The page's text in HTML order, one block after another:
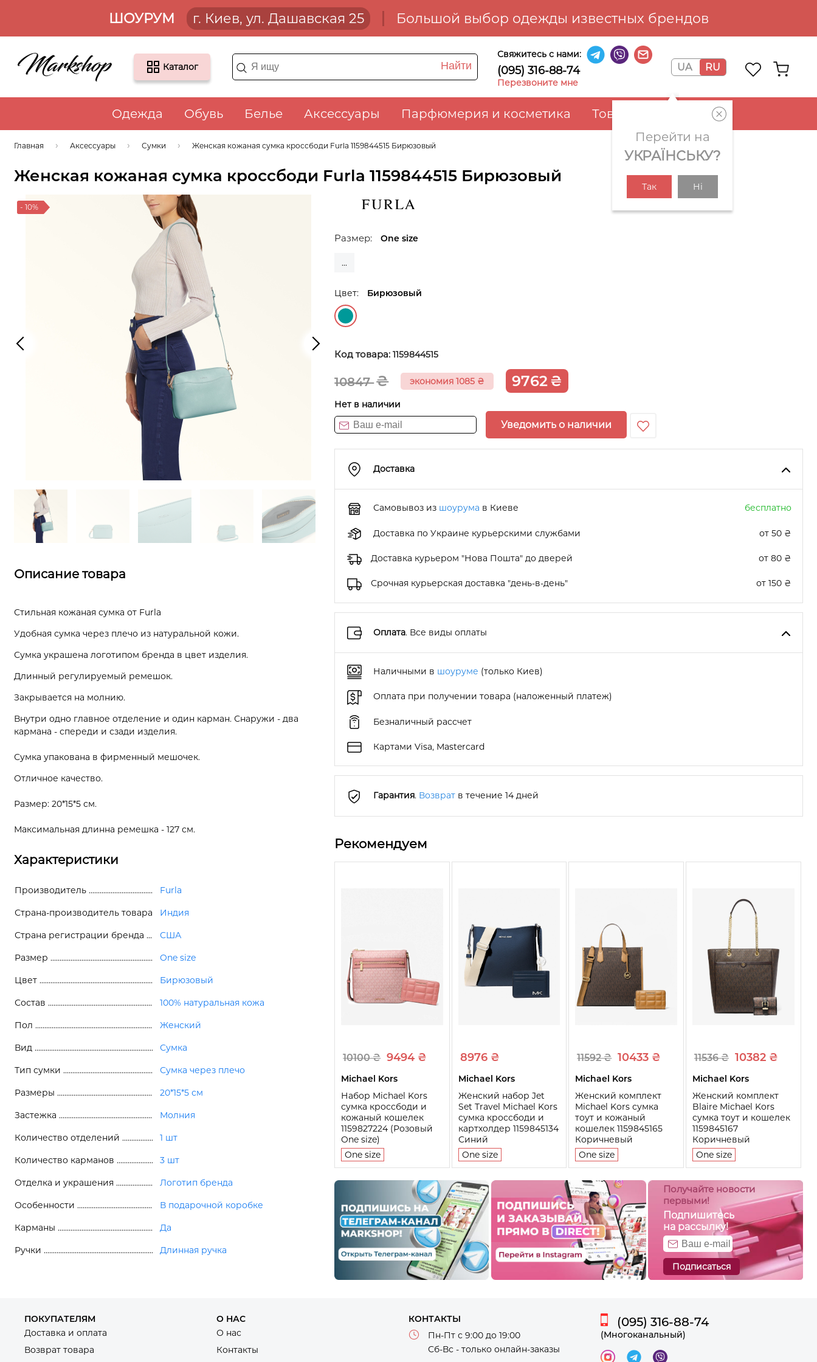
ШОУРУМ г. Киев, ул. Дашавская 25 Большой выбор одежды известных брендов
Каталог Найти
Свяжитесь с нами:
(095) 316-88-74
Перезвоните мне
UA RU
Перейти на
УКРАЇНСЬКУ?
Так Ні
Одежда Обувь Белье Аксессуары Парфюмерия и косметика Товары для дома
Главная Аксессуары Сумки Женская кожаная сумка кроссбоди Furla 1159844515 Бирюзовый
Женская кожаная сумка кроссбоди Furla 1159844515 Бирюзовый
- 10%
Размер: One size
...
Цвет: Бирюзовый
Код товара:1159844515
10847₴ экономия 1085 ₴ 9762₴
Нет в наличии
Уведомить о наличии
Доставка
Самовывоз из шоурума в Киеве бесплатно
Доставка по Украине курьерскими службами от 50 ₴
Доставка курьером "Нова Пошта" до дверей от 80 ₴
Срочная курьерская доставка "день-в-день" от 150 ₴
Оплата. Все виды оплаты
Наличными в шоуруме (только Киев)
Оплата при получении товара (наложенный платеж)
Безналичный рассчет
Картами Visa, Mastercard
Гарантия. Возврат в течение 14 дней
Рекомендуем
10100 ₴ 9494 ₴
Michael Kors
Набор Michael Kors
сумка кроссбоди и
кожаный кошелек
1159827224 (Розовый
One size)
One size
8976 ₴
Michael Kors
Женский набор Jet
Set Travel Michael Kors
сумка кроссбоди и
картхолдер 1159845134
Синий
One size
11592 ₴ 10433 ₴
Michael Kors
Женский комплект
Michael Kors сумка
тоут и кожаный
кошелек 1159845165
Коричневый
One size
11536 ₴ 10382 ₴
Michael Kors
Женский комплект
Blaire Michael Kors
сумка тоут и кошелек
1159845167
Коричневый
One size
Получайте новости
первыми!
Подпишитесь
на рассылку!
Подписаться
Описание товара
Стильная кожаная сумка от Furla
Удобная сумка через плечо из натуральной кожи.
Сумка украшена логотипом бренда в цвет изделия.
Длинный регулируемый ремешок.
Закрывается на молнию.
Внутри одно главное отделение и один карман. Снаружи - два
кармана - спереди и сзади изделия.
Сумка упакована в фирменный мешочек.
Отличное качество.
Размер: 20*15*5 см.
Максимальная длинна ремешка - 127 см.
Характеристики
Производитель Furla
Страна-производитель товара Индия
Страна регистрации бренда США
Размер One size
Цвет Бирюзовый
Состав 100% натуральная кожа
Пол Женский
Вид Сумка
Тип сумки Сумка через плечо
Размеры 20*15*5 см
Застежка Молния
Количество отделений 1 шт
Количество карманов 3 шт
Отделка и украшения Логотип бренда
Особенности В подарочной коробке
Карманы Да
Ручки Длинная ручка
ПОКУПАТЕЛЯМ
Доставка и оплата
Возврат товара
О НАС
О нас
Контакты
КОНТАКТЫ
Пн-Пт с 9:00 до 19:00
Сб-Вс - только онлайн-заказы
(095) 316-88-74
(Многоканальный)